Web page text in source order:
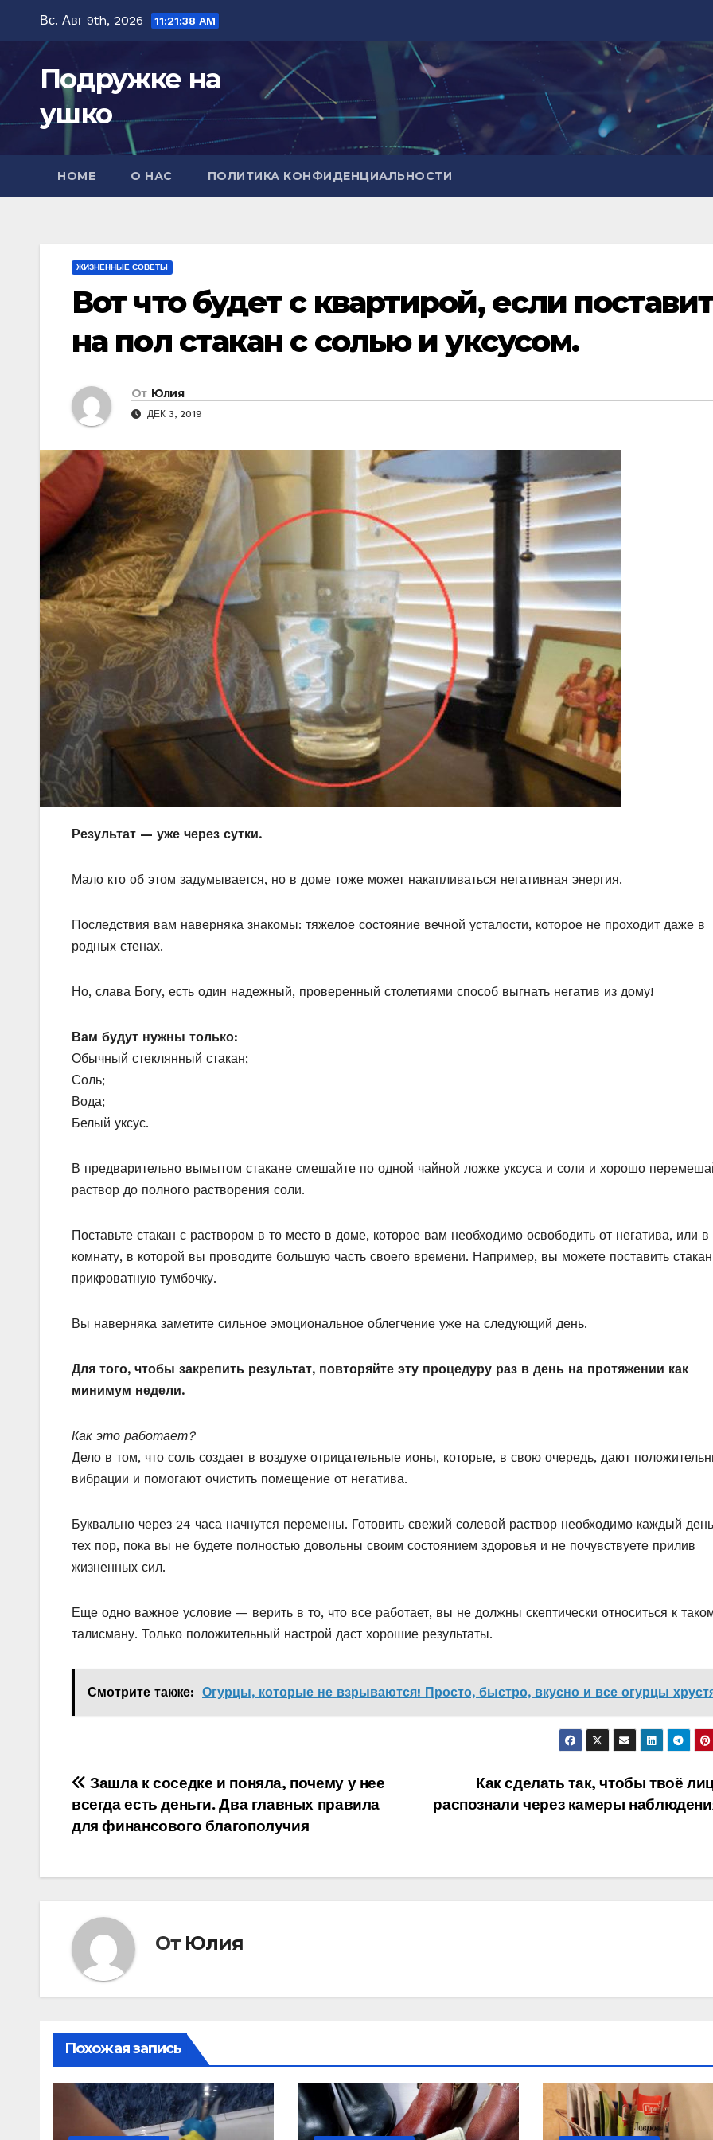
содержимому
Вс. Авг 9th, 2026 11:21:39 AM
Подружке на
ушко
HOME О НАС ПОЛИТИКА КОНФИДЕНЦИАЛЬНОСТИ
ЖИЗНЕННЫЕ СОВЕТЫ
Вот что будет с квартирой, если
на пол стакан с солью и уксусом.
От Юлия
ДЕК 3, 2019
Результат — уже через сутки.
Мало кто об этом задумывается, но в доме тоже может накапливаться негативная энергия.
Последствия вам наверняка знакомы: тяжелое состояние вечной усталости, которое не проходит даже в
родных стенах.
Но, слава Богу, есть один надежный, проверенный столетиями способ выгнать негатив из дому!
Вам будут нужны только:
Обычный стеклянный стакан;
Соль;
Вода;
Белый уксус.
В предварительно вымытом стакане смешайте по одной чайной ложке уксуса и соли и хорошо
раствор до полного растворения соли.
Поставьте стакан с раствором в то место в доме, которое вам необходимо освободить от негатива, или в
комнату, в которой вы проводите большую часть своего времени. Например, вы можете поставить
прикроватную тумбочку.
Вы наверняка заметите сильное эмоциональное облегчение уже на следующий день.
Для того, чтобы закрепить результат, повторяйте эту процедуру раз в день на протяжении как
минимум недели.
Как это работает?
Дело в том, что соль создает в воздухе отрицательные ионы, которые, в свою очередь, дают
вибрации и помогают очистить помещение от негатива.
Буквально через 24 часа начнутся перемены. Готовить свежий солевой раствор необходимо каждый
тех пор, пока вы не будете полностью довольны своим состоянием здоровья и не почувствуете прилив
жизненных сил.
Еще одно важное условие — верить в то, что все работает, вы не должны скептически относиться к
талисману. Только положительный настрой даст хорошие результаты.
Смотрите также: Огурцы, которые не взрываются! Просто, быстро, вкусно и все огурцы
Навигация
по
Как сделать так, чтобы твоё
распознали через камеры
Зашла к соседке и поняла, почему у нее
всегда есть деньги. Два главных правила
для финансового благополучия
От Юлия
Похожая запись